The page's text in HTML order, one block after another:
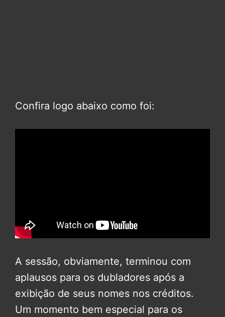
Confira logo abaixo como foi:
A sessão, obviamente, terminou com
aplausos para os dubladores após a
exibição de seus nomes nos créditos.
Um momento bem especial para os